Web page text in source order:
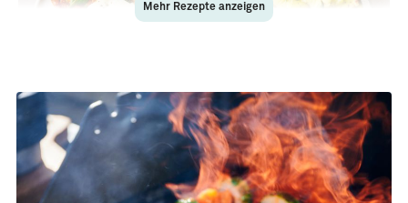
Überbackener Rotbarsch
Arrabbiata-Style
Cremiger Frühlingseintopf
mit Seelachs und grünem
Spargel
Mehr Rezepte anzeigen